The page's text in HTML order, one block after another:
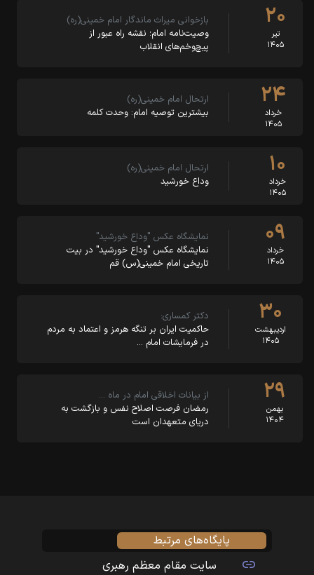
۲۰
تیر
۱۴۰۵
بازخوانی میراث ماندگار امام خمینی(ره)
وصیت‌نامه امام؛ نقشه راه عبور از
پیچ‌وخم‌های انقلاب
۲۴
خرداد
۱۴۰۵
ارتحال امام خمینی(ره)
بیشترین توصیه امام: وحدت کلمه
۱۰
خرداد
۱۴۰۵
ارتحال امام خمینی(ره)
وداع خورشید
۰۹
خرداد
۱۴۰۵
نمایشگاه عکس "وداع خورشید"
نمایشگاه عکس "وداع خورشید" در بیت‌
تاریخی امام خمینی(س) قم
۳۰
اردیبهشت
۱۴۰۵
دکتر کمساری:
حاکمیت ایران بر تنگه هرمز و اعتماد به مردم
در فرمایشات امام …
۲۹
بهمن
۱۴۰۴
از بیانات اخلاقی امام در ماه …
رمضان فرصت اصلاح نفس و بازگشت به
دریای متعهدان است
پایگاه‌های مرتبط
سایت مقام معظم رهبری